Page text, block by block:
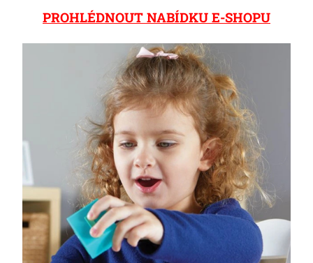
PROHLÉDNOUT NABÍDKU E-SHOPU